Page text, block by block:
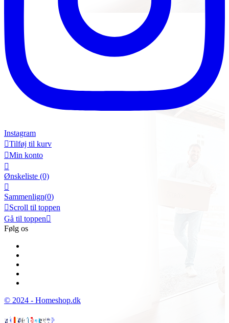
Instagram
Tilføj til kurv
Min konto

Ønskeliste (0)

Sammenlign(0)
Scroll til toppen
Gå til toppen
Følg os
© 2024 - Homeshop.dk